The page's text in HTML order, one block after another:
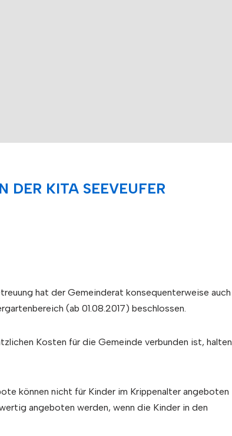
DER KITA SEEVEUFER
hat der Gemeinderat konsequenterweise auch
(ab 01.08.2017) beschlossen.
Kosten für die Gemeinde verbunden ist, halten
können nicht für Kinder im Krippenalter angeboten
angeboten werden, wenn die Kinder in den